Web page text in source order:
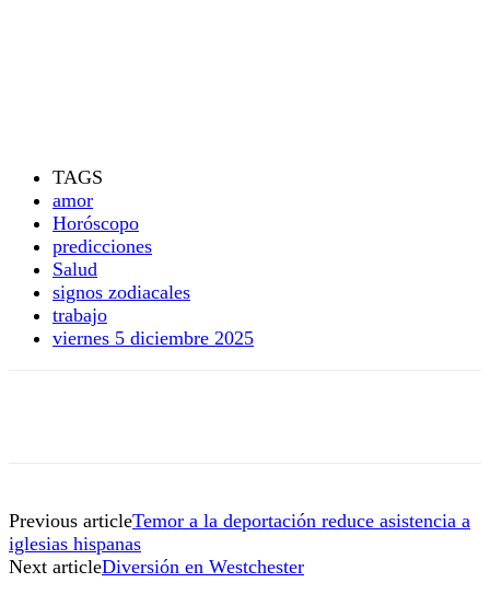
TAGS
amor
Horóscopo
predicciones
Salud
signos zodiacales
trabajo
viernes 5 diciembre 2025
Previous articleTemor a la deportación reduce asistencia a
iglesias hispanas
Next articleDiversión en Westchester